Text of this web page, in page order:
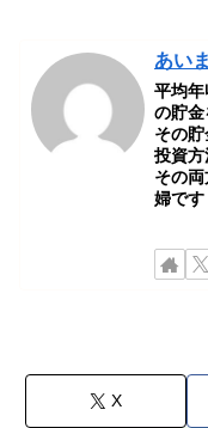
あい
平均
の貯
その
投資
その
婦です
X